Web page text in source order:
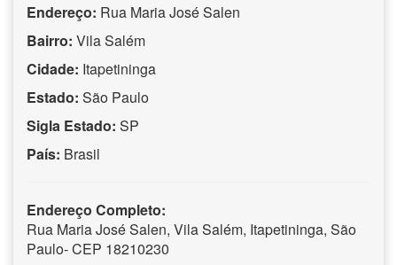
Endereço: Rua Maria José Salen
Bairro: Vila Salém
Cidade: Itapetininga
Estado: São Paulo
Sigla Estado: SP
País: Brasil
Endereço Completo:
Rua Maria José Salen, Vila Salém, Itapetininga, São
Paulo- CEP 18210230